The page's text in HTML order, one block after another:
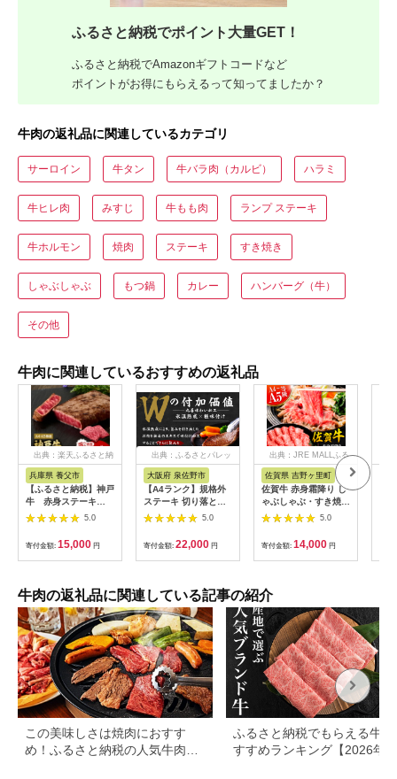
ふるさと納税でポイント大量GET！
ふるさと納税でAmazonギフトコードなど
ポイントがお得にもらえるって知ってましたか？
牛肉の返礼品に関連しているカテゴリ
サーロイン 牛タン 牛バラ肉（カルビ） ハラミ
牛ヒレ肉 みすじ 牛もも肉 ランプ ステーキ
牛ホルモン 焼肉 ステーキ すき焼き
しゃぶしゃぶ もつ鍋 カレー ハンバーグ（牛）
その他
牛肉に関連しているおすすめの返礼品
出典：楽天ふるさと納
兵庫県 養父市
【ふるさと納税】神戸
牛 赤身ステーキ
(200g/300g/400g/55
0g/1200g)_ 神戸牛 神
戸ビーフ 黒毛和牛 ス
テーキ 赤身肉 牛肉 和
牛 ブランド牛 高級肉
プレゼント 焼肉 グル
メ 送料無料 【配送不
可地域：離島】
【G1440980】
5.0
寄付金額: 15,000 円
出典：ふるさとパレッ
大阪府 泉佐野市
【A4ランク】規格外
ステーキ 切り落とし
800g【スピード発送
黒毛和牛 リブロース
サーロイン 訳あり サ
イズ不揃い すてーき
氷温熟成×極味付け】
5.0
寄付金額: 22,000 円
出典：JRE MALLふる
さと納税
佐賀県 吉野ヶ里町
佐賀牛 赤身霜降り し
ゃぶしゃぶ・すき焼き
用 600g 吉野ヶ里町
5.0
寄付金額: 14,000 円
牛肉の返礼品に関連している記事の紹介
この美味しさは焼肉におすす
め！ふるさと納税の人気牛肉還
ふるさと納税でもらえる牛肉
すすめランキング【2026年